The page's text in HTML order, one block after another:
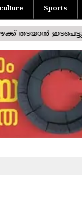
Sports